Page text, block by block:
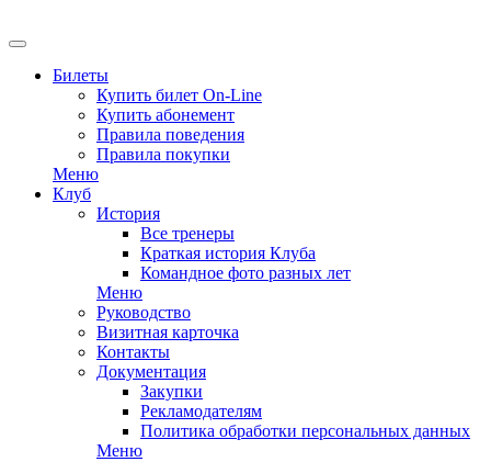
Билеты
Купить билет On-Line
Купить абонемент
Правила поведения
Правила покупки
Меню
Клуб
История
Все тренеры
Краткая история Клуба
Командное фото разных лет
Меню
Руководство
Визитная карточка
Контакты
Документация
Закупки
Рекламодателям
Политика обработки персональных данных
Меню